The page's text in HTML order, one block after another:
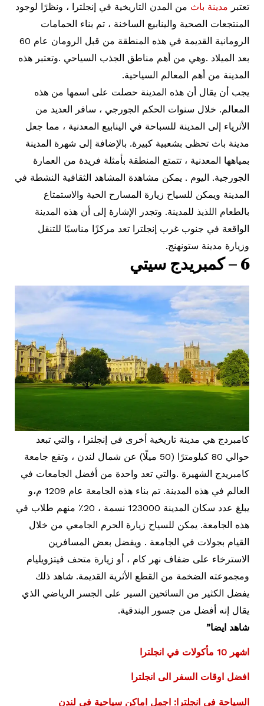
تعتبر مدينة باث من المدن التاريخية في إنجلترا ، ونظرًا لوجود
المنتجعات الصحية والينابيع الساخنة ، تم بناء الحمامات
الرومانية القديمة في هذه المنطقة من قبل الرومان عام 60
بعد الميلاد .وهي من أهم مناطق الجذب السياحي .وتعتبر هذه
المدينة من أهم المعالم السياحية.
يجب أن يقال أن هذه المدينة حصلت على اسمها من هذه
المعالم. خلال سنوات الحكم الجورجي ، سافر العديد من
الأثرياء إلى المدينة للسباحة في الينابيع المعدنية ، مما جعل
مدينة باث تحظى بشعبية كبيرة. بالإضافة إلى شهرة المدينة
بمياهها المعدنية ، تتمتع المنطقة بأمثلة فريدة من العمارة
الجورجية. اليوم . يمكن مشاهدة المشاهد الثقافية النشطة في
المدينة ويمكن للسياح زيارة المسارح الحية والاستمتاع
بالطعام اللذيذ للمدينة. وتجدر الإشارة إلى أن هذه المدينة
الواقعة في جنوب غرب إنجلترا تعد مركزًا مناسبًا للتنقل
وزيارة مدينة ستونهنج.
6 – كمبريدج سيتي
كامبردج هي مدينة تاريخية أخرى في إنجلترا ، والتي تبعد
حوالي 80 كيلومترًا (50 ميلًا) عن شمال لندن ، وتقع جامعة
كامبريدج الشهيرة .والتي تعد واحدة من أفضل الجامعات في
العالم في هذه المدينة. تم بناء هذه الجامعة عام 1209 م،و
يبلغ عدد سكان المدينة 123000 نسمة ، 20٪ منهم طلاب في
هذه الجامعة. يمكن للسياح زيارة الحرم الجامعي من خلال
القيام بجولات في الجامعة . ويفضل بعض المسافرين
الاسترخاء على ضفاف نهر كام ، أو زيارة متحف فيتزويليام
ومجموعته الضخمة من القطع الأثرية القديمة. شاهد ذلك
يفضل الكثير من السائحين السير على الجسر الرياضي الذي
يقال إنه أفضل من جسور البندقية.
شاهد ايضا”
اشهر 10 مأكولات في انجلترا
افضل اوقات السفر الى انجلترا
السياحة في انجلترا: اجمل اماكن سياحية في لندن